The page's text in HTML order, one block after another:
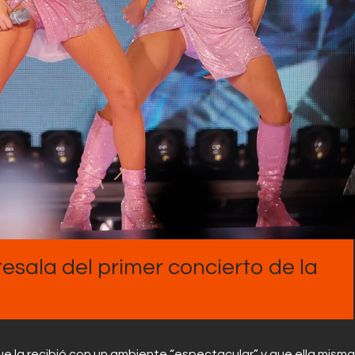
Contactos
del primer concierto de la